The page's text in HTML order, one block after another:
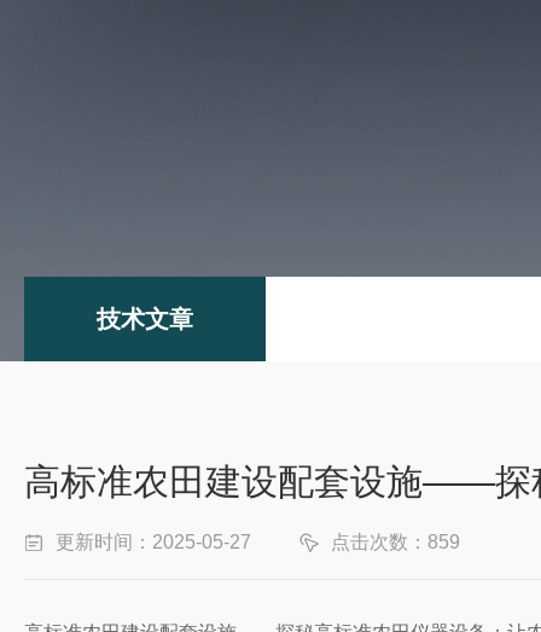
技术文章
高标准农田建设配套设施——探
更新时间：2025-05-27 点击次数：859